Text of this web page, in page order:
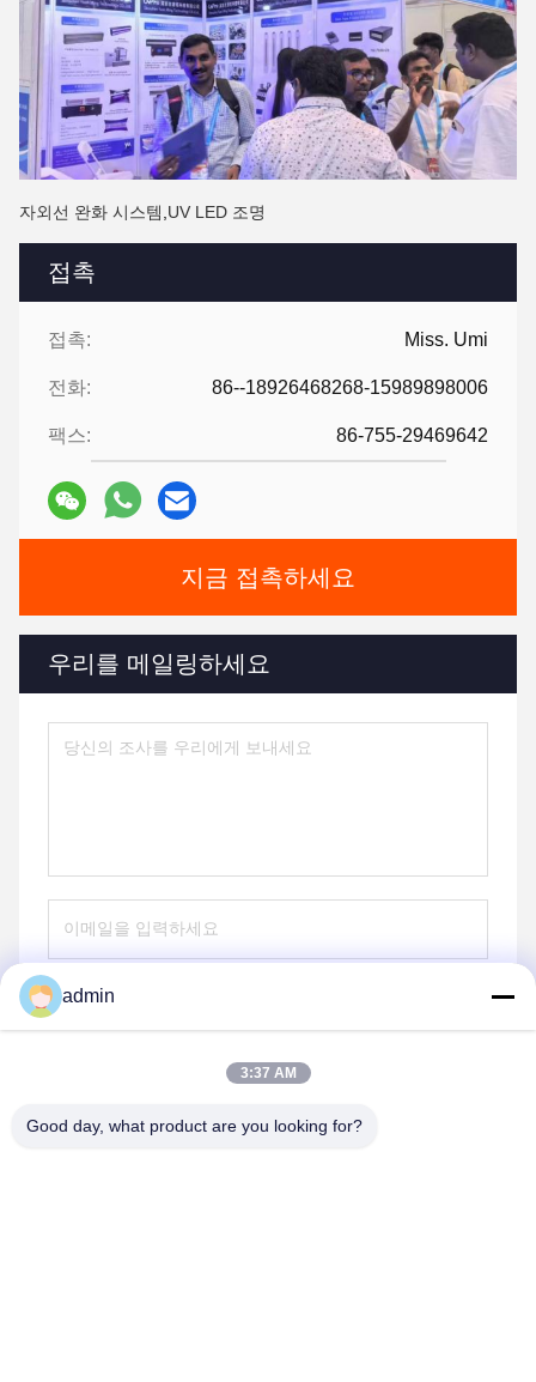
접촉
접촉: Miss. Umi
전화: 86--18926468268-15989898006
팩스: 86-755-29469642
지금 접촉하세요
우리를 메일링하세요
전송
자외선 완화 시스템 UV LED 조명
admin
3:37 AM
Good day, what product are you looking for?